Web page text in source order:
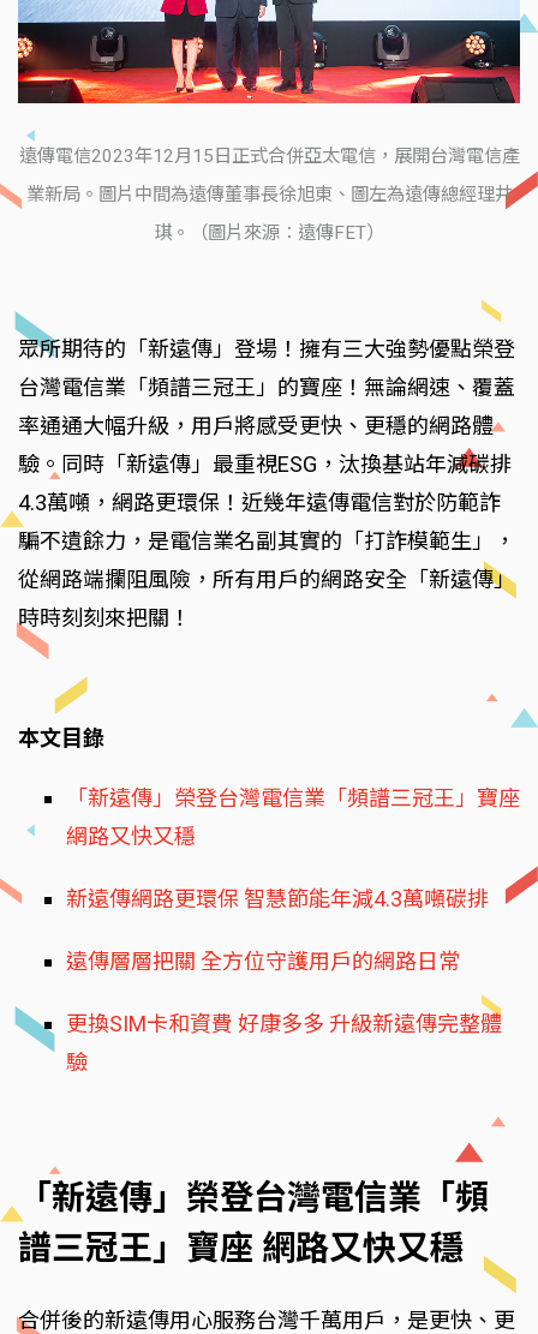
遠傳電信2023年12月15日正式合併亞太電信，展開台灣電信產
業新局。圖片中間為遠傳董事長徐旭東、圖左為遠傳總經理井
琪。（圖片來源：遠傳FET）
眾所期待的「新遠傳」登場！擁有三大強勢優點榮登
台灣電信業「頻譜三冠王」的寶座！無論網速、覆蓋
率通通大幅升級，用戶將感受更快、更穩的網路體
驗。同時「新遠傳」最重視ESG，汰換基站年減碳排
4.3萬噸，網路更環保！近幾年遠傳電信對於防範詐
騙不遺餘力，是電信業名副其實的「打詐模範生」，
從網路端攔阻風險，所有用戶的網路安全「新遠傳」
時時刻刻來把關！
本文目錄
「新遠傳」榮登台灣電信業「頻譜三冠王」寶座
網路又快又穩
新遠傳網路更環保 智慧節能年減4.3萬噸碳排
遠傳層層把關 全方位守護用戶的網路日常
更換SIM卡和資費 好康多多 升級新遠傳完整體
驗
「新遠傳」榮登台灣電信業「頻
譜三冠王」寶座 網路又快又穩
合併後的新遠傳用心服務台灣千萬用戶，是更快、更